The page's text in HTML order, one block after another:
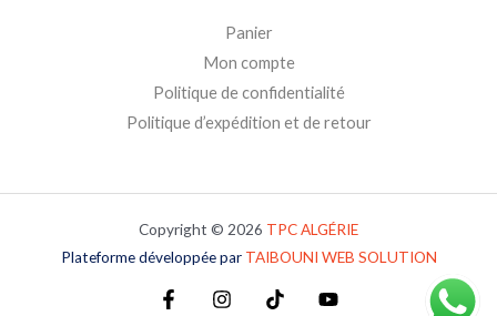
Panier
Mon compte
Politique de confidentialité
Politique d’expédition et de retour
Copyright © 2026 TPCALGÉRIE
Plateforme développée par TAIBOUNI WEB SOLUTION
TAIBOUNI WEB SOLUTION